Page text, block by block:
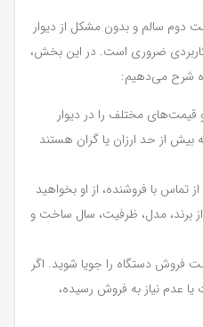
دوم سالم و بدون مشکل از دیوار
ضروری است. در این بخش،
شرح می‌دهیم:
مختلف را در دیوار
از حد ارزان یا گران هستند
تماس با فروشنده، از او بخواهید
برند، مدل، ظرفیت، سال ساخت و
فروش دستگاه را جویا شوید. اگر
یا عدم نیاز به فروش رسیده،